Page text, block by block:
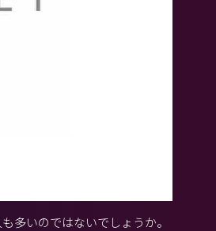
多いのではないでしょうか。